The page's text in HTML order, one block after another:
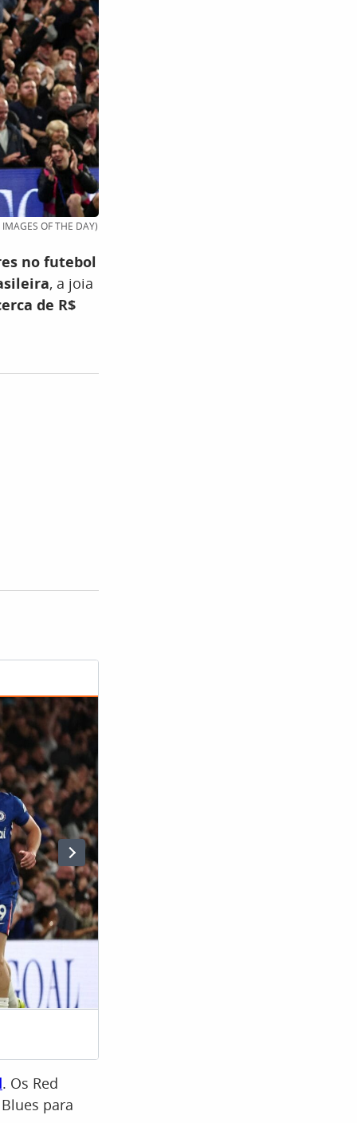
OF THE DAY)
no futebol
, a joia
de R$
. Os Red
para